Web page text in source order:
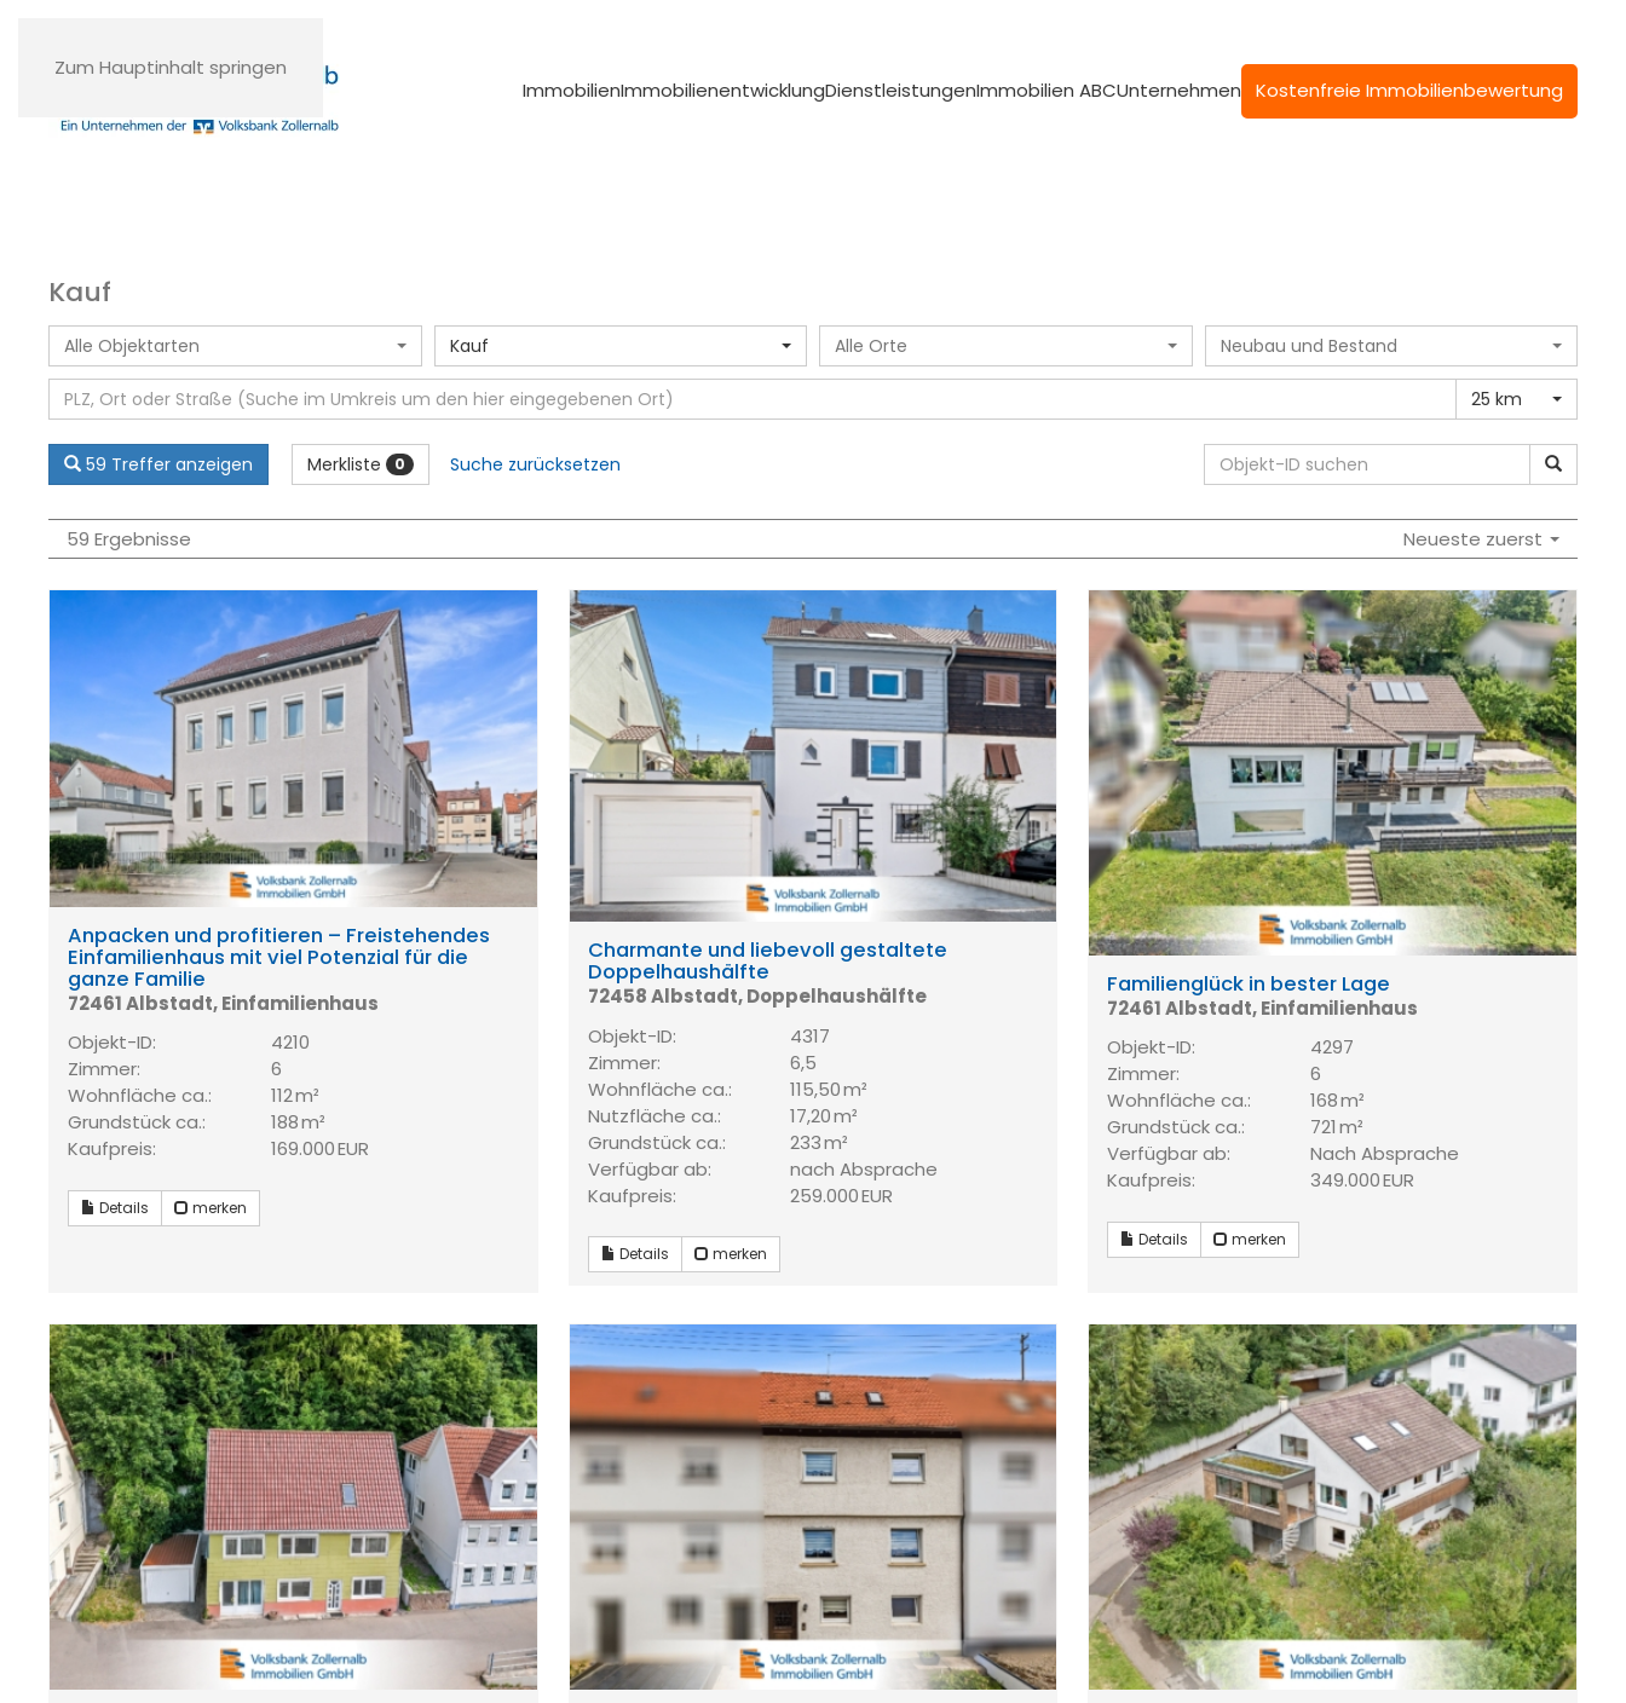
Zum Hauptinhalt springen
ImmobilienImmobilienentwicklungDienstleistungenImmobilien ABCUnternehmen Kostenfreie Immobilienbewertung
Kauf
Alle Objektarten Kauf Alle Orte Neubau und Bestand
25 km
59 Treffer anzeigen Merkliste 0 Suche zurücksetzen
59 Ergebnisse Neueste zuerst
Anpacken und profitieren – Freistehendes
Einfamilienhaus mit viel Potenzial für die
ganze Familie
72461 Albstadt, Einfamilienhaus
Objekt-ID:
4210
Zimmer:
6
Wohnfläche ca.:
112 m²
Grund­stück ca.:
188 m²
Kaufpreis:
169.000 EUR
Details merken
Charmante und liebevoll gestaltete
Doppelhaushälfte
72458 Albstadt, Doppelhaushälfte
Objekt-ID:
4317
Zimmer:
6,5
Wohnfläche ca.:
115,50 m²
Nutzfläche ca.:
17,20 m²
Grund­stück ca.:
233 m²
Verfügbar ab:
nach Absprache
Kaufpreis:
259.000 EUR
Details merken
Familienglück in bester Lage
72461 Albstadt, Einfamilienhaus
Objekt-ID:
4297
Zimmer:
6
Wohnfläche ca.:
168 m²
Grund­stück ca.:
721 m²
Verfügbar ab:
Nach Absprache
Kaufpreis:
349.000 EUR
Details merken